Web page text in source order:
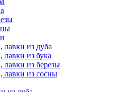
из дуба
из бука
из березы
лавки из сосны